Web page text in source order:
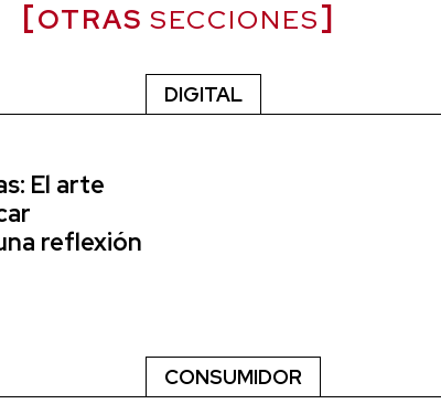
OTRAS SECCIONES
El arte
reflexión
DIGITAL
CONSUMIDOR